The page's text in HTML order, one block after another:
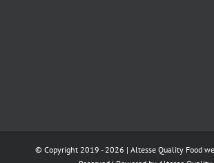
© Copyright 2019 -2026 | Altesse Quality Food